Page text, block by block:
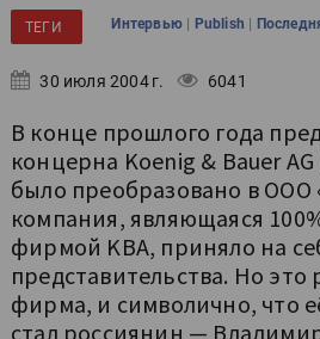
ТЕГИ Интервью | Publish |
30 июля 2004 г. 6041
В конце прошлого года
концерна Koenig & Bauer
было преобразовано в ООО
компания, являющаяся
фирмой KBA, приняло на
представительства. Но это
фирма, и символично, что
стал россиянин —